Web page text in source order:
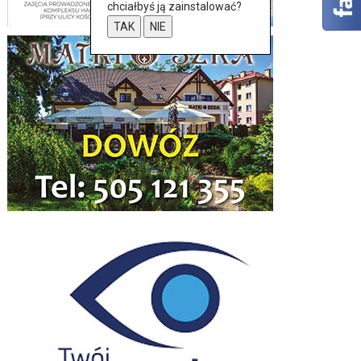
chciałbyś ją zainstalować?
TAK
NIE